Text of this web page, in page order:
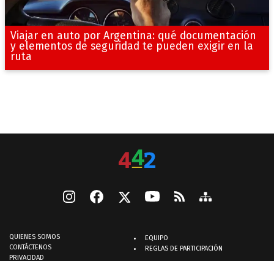
Viajar en auto por Argentina: qué documentación
y elementos de seguridad te pueden exigir en la
ruta
QUIENES SOMOS
CONTÁCTENOS
PRIVACIDAD
EQUIPO
REGLAS DE PARTICIPACIÓN